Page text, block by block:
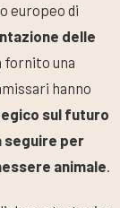
europeo di
delle
fornito una
hanno
sul futuro
seguire per
animale.